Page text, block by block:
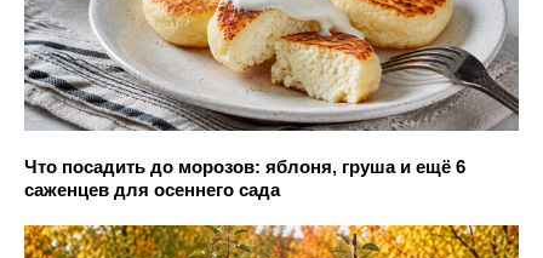
Что посадить до морозов: яблоня, груша и ещё 6
саженцев для осеннего сада